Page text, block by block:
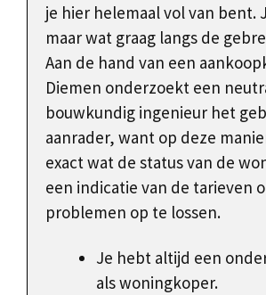
je hier helemaal vol van bent.
maar wat graag langs de
Aan de hand van een
Diemen onderzoekt een
bouwkundig ingenieur het
aanrader, want op deze
exact wat de status van de
een indicatie van de tarieven
problemen op te lossen.
Je hebt altijd een
als woningkoper.